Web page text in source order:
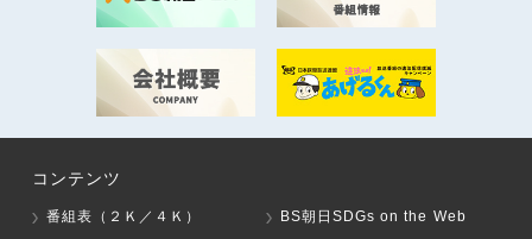
コンテンツ
番組表（２Ｋ／４Ｋ）
BS朝日SDGs on the Web